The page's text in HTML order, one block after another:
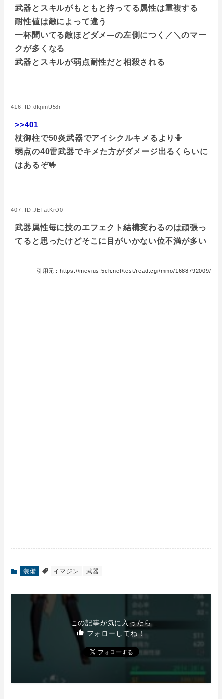
武器とスキルがもともと持ってる属性は重複する
耐性値は敵によって違う
一杯聞いてる敵ほどダメ―の左側につく／＼のマー
クが多くなる
武器とスキルが弱点耐性だと相殺される
416: ID:dIqimU53r
>>401
杖御柱で50炎武器でアイシクルキメるより🤷
弱点の40雷武器でキメた方がダメージ出るくらいに
はあるぞ🤟
407: ID:JETatKrO0
武器属性毎に技のエフェクト結構変わるのは頑張っ
てると思ったけどそこに目がいかない位不満が多い
引用元：https://mevius.5ch.net/test/read.cgi/mmo/1688792009/
装備 イマジン 武器
この記事が気に入ったら
フォローしてね！